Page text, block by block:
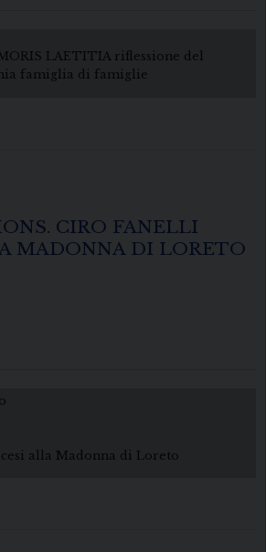
LAETITIA riflessione del
famiglia di famiglie
CIRO FANELLI
MADONNA DI LORETO
alla Madonna di Loreto